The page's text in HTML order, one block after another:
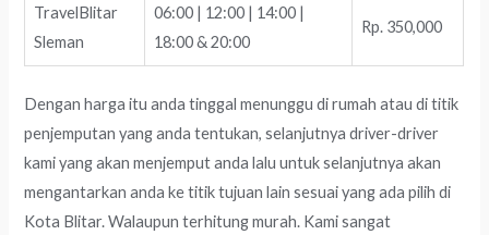
TravelBlitar
Sleman
06:00 | 12:00 | 14:00 |
18:00 & 20:00
Rp. 350,000
Dengan harga itu anda tinggal menunggu di rumah atau di titik
penjemputan yang anda tentukan, selanjutnya driver-driver
kami yang akan menjemput anda lalu untuk selanjutnya akan
mengantarkan anda ke titik tujuan lain sesuai yang ada pilih di
Kota Blitar. Walaupun terhitung murah. Kami sangat